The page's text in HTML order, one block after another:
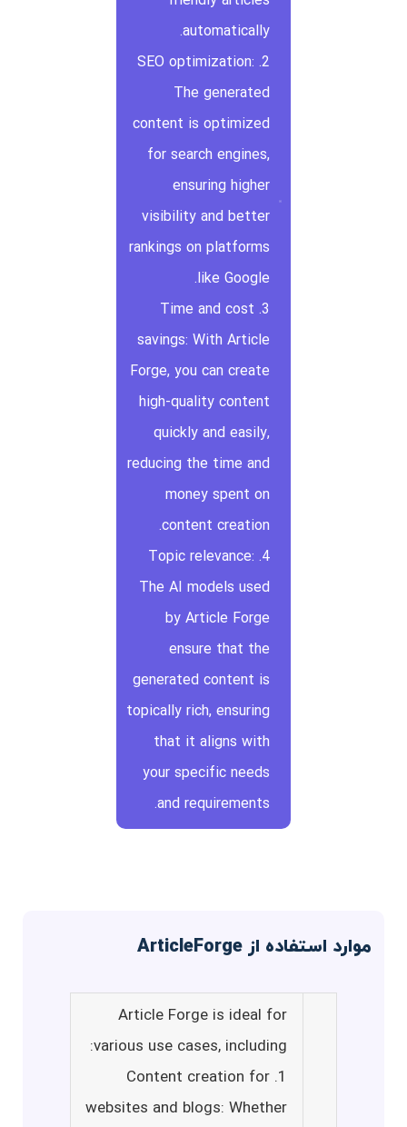
automatically.
2. SEO optimization:
The generated
content is optimized
for search engines,
ensuring higher
visibility and better
rankings on platforms
like Google.
3. Time and cost
savings: With Article
Forge, you can create
high-quality content
quickly and easily,
reducing the time and
money spent on
content creation.
4. Topic relevance:
The AI models used
by Article Forge
ensure that the
generated content is
topically rich, ensuring
that it aligns with
your specific needs
and requirements.
موارد استفاده از ArticleForge
Article Forge is ideal for
various use cases, including:
1. Content creation for
websites and blogs: Whether